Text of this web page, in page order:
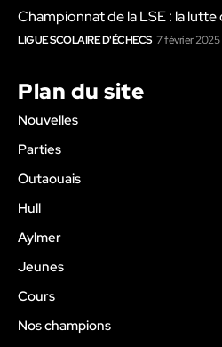
Championnat de la LSE : la lutte
LIGUE SCOLAIRE D'ÉCHECS 7 février 2025
Plan du site
Nouvelles
Parties
Outaouais
Hull
Aylmer
Jeunes
Cours
Nos champions